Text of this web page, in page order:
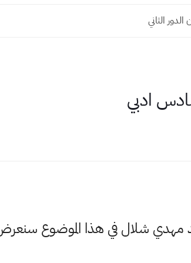
مهدي شلال في هذا الموضوع